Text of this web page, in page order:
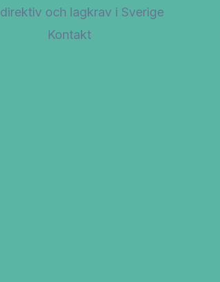
och lagkrav i Sverige
Kontakt